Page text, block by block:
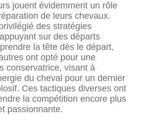
jouent évidemment un rôle
de leurs chevaux.
des stratégies
sur des départs
la tête dès le départ,
ont opté pour une
conservatrice, visant à
du cheval pour un dernier
Ces tactiques diverses ont
la compétition encore plus
passionnante.